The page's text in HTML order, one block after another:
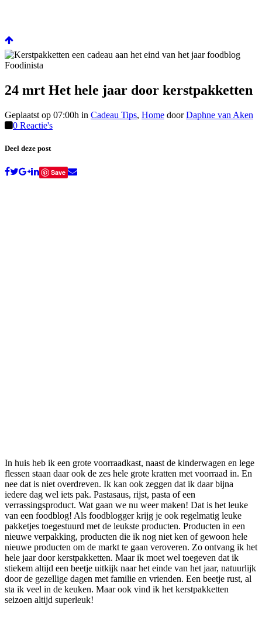
24 mrt Het hele jaar door kerstpakketten
Geplaatst op 07:00h in Cadeau Tips, Home doorDaphne van Aken
0 Reactie's
Deel deze post
Save
In huis heb ik een grote voorraadkast, naast de kinderwagen en lege
flessen staan daar ook de zes hele grote kratten met voorraad in. En
nee dat is niet overdreven. Ik kan ook zeggen dat ik daar bijna
iedere dag wel iets pak. Pastasaus, rijst, pasta of een
verrassingsproduct. Wat gaan we nu weer maken! Dat is het leuke
van een foodblog! Als foodblogger krijg je ook regelmatig leuke
pakketjes toegestuurd met de leukste producten. Producten in een
nieuwe verpakking, producten die ik nog niet ken of gewoon hele
nieuwe producten om de markt te gaan veroveren. Zo ontvang ik het
hele jaar door kerstpakketten. Maar ik moet wel toegeven dat ik
stiekem altijd een beetje uitkijk naar het einde van het jaar, natuurlijk
door de gezellige dagen met familie en vrienden. Een beetje rust, al
sta ik veel in de keuken. Maar ook vind ik het kerstpakketten
seizoen altijd superleuk!